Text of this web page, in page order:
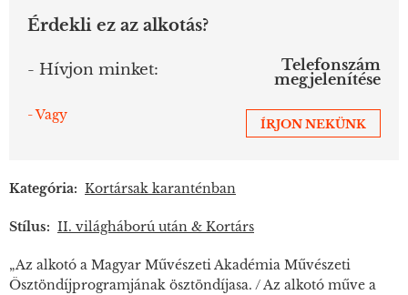
Érdekli ez az alkotás?
- Hívjon minket:
Telefonszám
megjelenítése
- Vagy
ÍRJON NEKÜNK
Kategória: Kortársak karanténban
Stílus: II. világháború után & Kortárs
„Az alkotó a Magyar Művészeti Akadémia Művészeti
Ösztöndíjprogramjának ösztöndíjasa. / Az alkotó műve a